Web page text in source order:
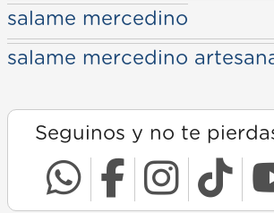
salame mercedino
salame mercedino
Seguinos y no te